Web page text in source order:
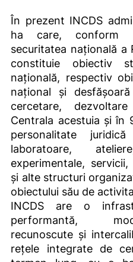
În prezent INCDS
ha care, conform
securitatea națională a
constituie obiectiv
națională, respectiv
național și
cercetare,
Centrala acestuia și în
personalitate
laboratoare,
experimentale,
și alte structuri
obiectului său de
INCDS are o
performantă,
recunoscute și
rețele integrate de